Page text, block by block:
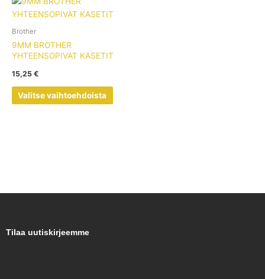
Brother
9MM BROTHER
YHTEENSOPIVAT KASETIT
15,25 €
Valitse vaihtoehdoista
tuotteella
muunnelma.
tuotteen
Tilaa uutiskirjeemme